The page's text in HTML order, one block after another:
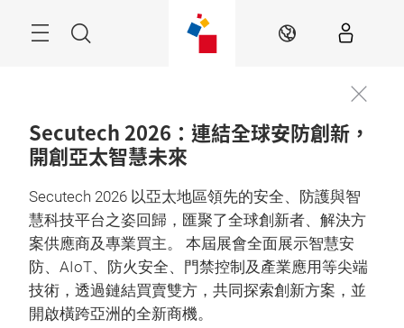
目
ZH
Secutech 2026：連結全球安防創新，
開創亞太智慧未來
Secutech 2026 以亞太地區領先的安全、防護與智
慧科技平台之姿回歸，匯聚了全球創新者、解決方
案供應商及專業買主。 本屆展會全面展示智慧安
防、AIoT、防火安全、門禁控制及產業應用等尖端
技術，透過鏈結買賣雙方，共同探索創新方案，並
開啟橫跨亞洲的全新商機。